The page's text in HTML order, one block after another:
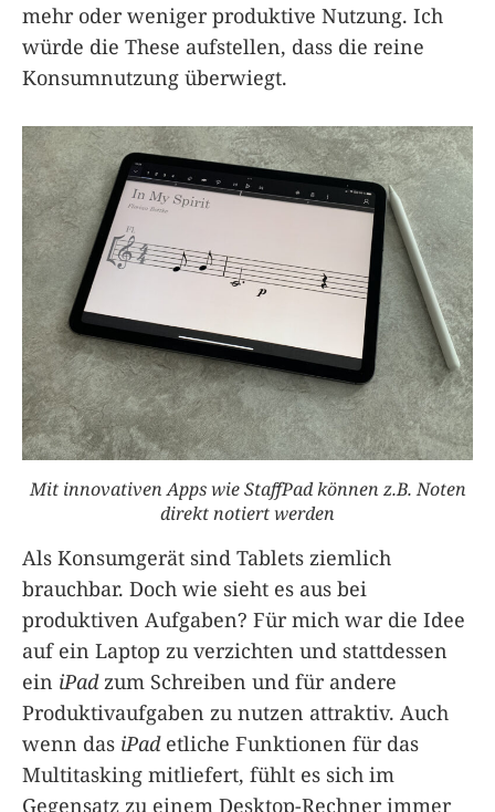
mehr oder weniger produktive Nutzung. Ich
würde die These aufstellen, dass die reine
Konsumnutzung überwiegt.
Mit innovativen Apps wie StaffPad können z.B. Noten
direkt notiert werden
Als Konsumgerät sind Tablets ziemlich
brauchbar. Doch wie sieht es aus bei
produktiven Aufgaben? Für mich war die Idee
auf ein Laptop zu verzichten und stattdessen
ein iPadzum Schreiben und für andere
Produktivaufgaben zu nutzen attraktiv. Auch
wenn das iPadetliche Funktionen für das
Multitasking mitliefert, fühlt es sich im
Gegensatz zu einem Desktop-Rechner immer